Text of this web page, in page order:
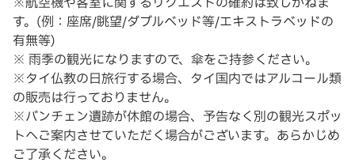
す。(例：座席/眺望/ダブルベッド等/エキストラベッドの
有無等)
※ 雨季の観光になりますので、傘をご持参ください。
※タイ仏教の日旅行する場合、タイ国内ではアルコール類
の販売は行っておりません。
※バンチェン遺跡が休館の場合、予告なく別の観光スポッ
トへご案内させていただく場合がございます。あらかじめ
ご了承ください。